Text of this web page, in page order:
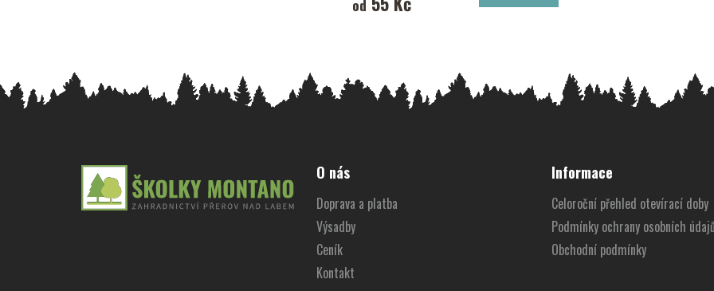
od
O nás
Doprava a platba
Výsadby
Ceník
Kontakt
Informace
Celoroční přehled otevírací doby
Podmínky ochrany osobních
Obchodní podmínky